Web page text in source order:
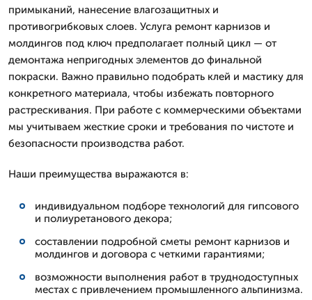
примыканий, нанесение влагозащитных и
противогрибковых слоев. Услуга ремонт карнизов и
молдингов под ключ предполагает полный цикл — от
демонтажа непригодных элементов до финальной
покраски. Важно правильно подобрать клей и мастику для
конкретного материала, чтобы избежать повторного
растрескивания. При работе с коммерческими объектами
мы учитываем жесткие сроки и требования по чистоте и
безопасности производства работ.
Наши преимущества выражаются в:
индивидуальном подборе технологий для гипсового
и полиуретанового декора;
составлении подробной сметы ремонт карнизов и
молдингов и договора с четкими гарантиями;
возможности выполнения работ в труднодоступных
местах с привлечением промышленного альпинизма.